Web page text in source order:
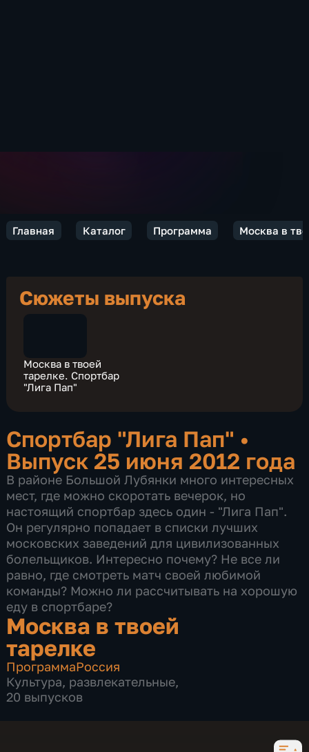
Главная Каталог Программа Москва в
Сюжеты выпуска
Москва в твоей
тарелке. Спортбар
"Лига Пап"
Спортбар "Лига Пап" •
Выпуск 25 июня 2012 года
В районе Большой Лубянки много интересных
мест, где можно скоротать вечерок, но
настоящий спортбар здесь один - "Лига Пап".
Он регулярно попадает в списки лучших
московских заведений для цивилизованных
болельщиков. Интересно почему? Не все ли
равно, где смотреть матч своей любимой
команды? Можно ли рассчитывать на хорошую
еду в спортбаре?
Москва в твоей
тарелке
ПрограммаРоссия
Культура, развлекательные,
20 выпусков